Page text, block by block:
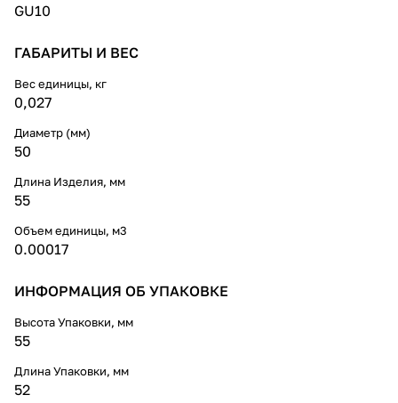
GU10
ГАБАРИТЫ И ВЕС
Вес единицы, кг
0,027
Диаметр (мм)
50
Длина Изделия, мм
55
Объем единицы, м3
0.00017
ИНФОРМАЦИЯ ОБ УПАКОВКЕ
Высота Упаковки, мм
55
Длина Упаковки, мм
52